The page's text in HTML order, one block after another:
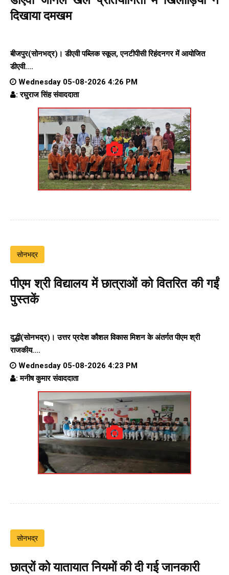
दिखाया दमखम
बीजपुर(सोनभद्र)। डीएवी पब्लिक स्कूल, एनटीपीसी रिहंदनगर में आयोजित
डीएवी....
Wednesday 05-08-2026 4:26 PM
: रघुराज सिंह संवाददाता
सोनभद्र
पीएम श्री विद्यालय में छात्राओं को वितरित की गईं
पुस्तकें
दुद्धी(सोनभद्र)। उत्तर प्रदेश कौशल विकास मिशन के अंतर्गत पीएम श्री
राजकीय....
Wednesday 05-08-2026 4:23 PM
: मनीष कुमार संवाददाता
सोनभद्र
छात्रों को यातायात नियमों की दी गई जानकारी